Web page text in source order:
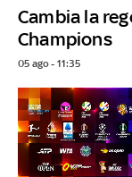
Cambia la
Champions
05 ago - 11:35